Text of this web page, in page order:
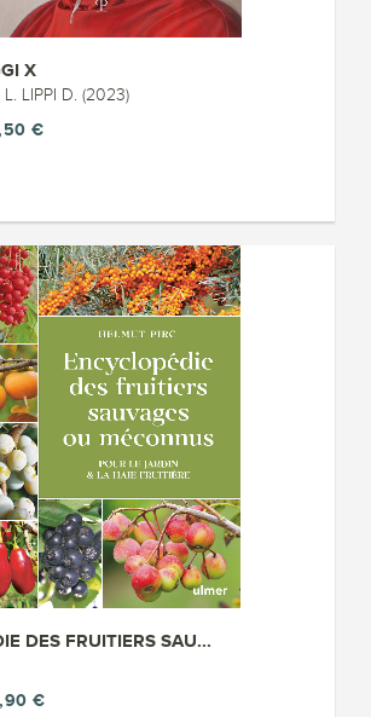
X
L. LIPPI D. (2023)
€
DES FRUITIERS SAU...
€